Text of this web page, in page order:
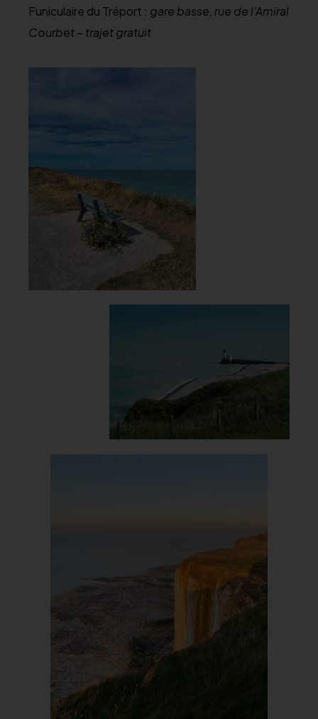
Funiculaire du Tréport : gare basse, rue de l’Amiral
Courbet – trajet gratuit